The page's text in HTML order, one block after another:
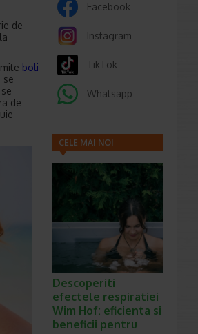
de
boli
se
de
Facebook
Instagram
TikTok
Whatsapp
CELE MAI NOI
Descoperiti
efectele respiratiei
Wim Hof: eficienta si
beneficii pentru